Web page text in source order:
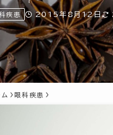
疾患 2015年8月12日
眼科疾患